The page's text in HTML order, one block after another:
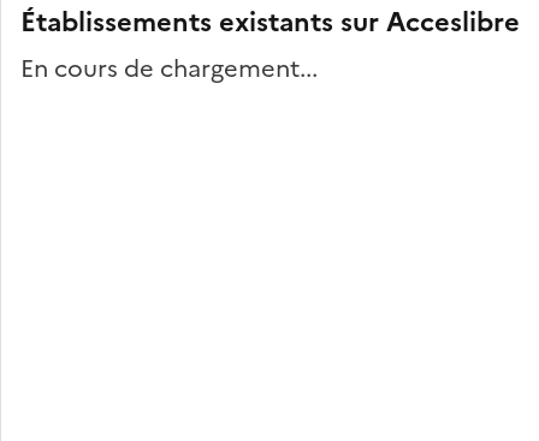
Établissements existants sur Acceslibre
En cours de chargement...